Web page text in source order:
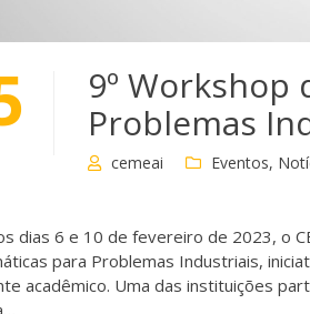
9º Workshop
Problemas
cemeai Eventos,
dias 6 e 10 de fevereiro de 2023, o
para Problemas Industriais,
acadêmico. Uma das instituições